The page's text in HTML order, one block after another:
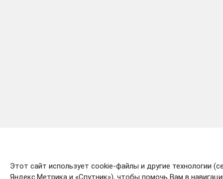
Этот сайт использует cookie-файлы и другие технологии
Яндекс.Метрика и «Спутник»), чтобы помочь Вам в